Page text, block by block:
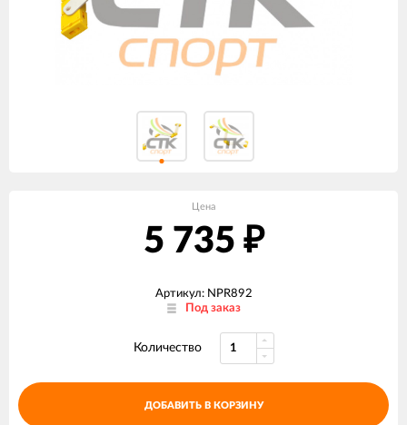
Цена
5 735 ₽
Артикул: NPR892
Под заказ
Количество
ДОБАВИТЬ В КОРЗИНУ